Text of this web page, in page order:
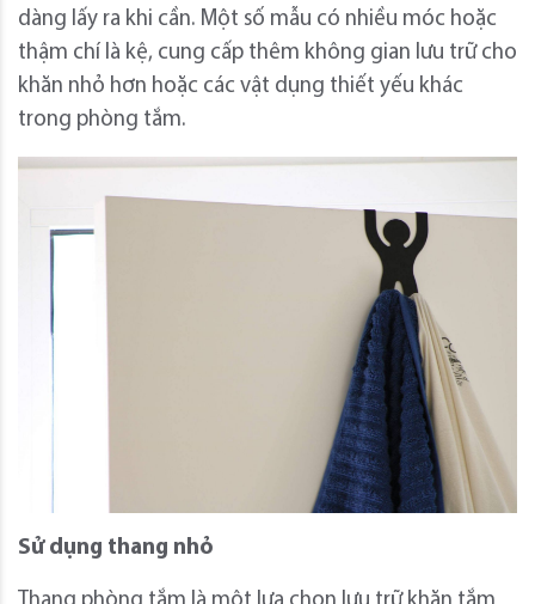
dàng lấy ra khi cần. Một số mẫu có nhiều móc hoặc
thậm chí là kệ, cung cấp thêm không gian lưu trữ cho
khăn nhỏ hơn hoặc các vật dụng thiết yếu khác
trong phòng tắm.
Sử dụng thang nhỏ